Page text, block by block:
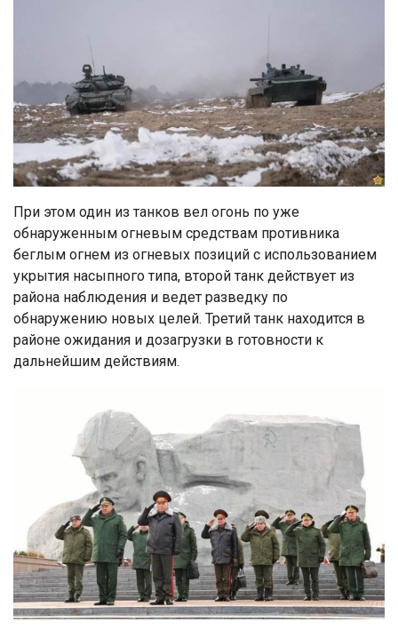
При этом один из танков вел огонь по уже
обнаруженным огневым средствам противника
беглым огнем из огневых позиций с использованием
укрытия насыпного типа, второй танк действует из
района наблюдения и ведет разведку по
обнаружению новых целей. Третий танк находится в
районе ожидания и дозагрузки в готовности к
дальнейшим действиям.